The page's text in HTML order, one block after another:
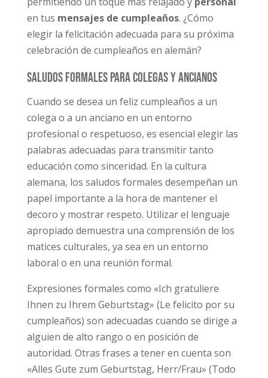
en tus mensajes de cumpleaños. ¿Cómo
elegir la felicitación adecuada para su próxima
celebración de cumpleaños en alemán?
Saludos formales para colegas y ancianos
Cuando se desea un feliz cumpleaños a un
colega o a un anciano en un entorno
profesional o respetuoso, es esencial elegir las
palabras adecuadas para transmitir tanto
educación como sinceridad. En la cultura
alemana, los saludos formales desempeñan un
papel importante a la hora de mantener el
decoro y mostrar respeto. Utilizar el lenguaje
apropiado demuestra una comprensión de los
matices culturales, ya sea en un entorno
laboral o en una reunión formal.
Expresiones formales como «Ich gratuliere
Ihnen zu Ihrem Geburtstag» (Le felicito por su
cumpleaños) son adecuadas cuando se dirige a
alguien de alto rango o en posición de
autoridad. Otras frases a tener en cuenta son
«Alles Gute zum Geburtstag, Herr/Frau» (Todo